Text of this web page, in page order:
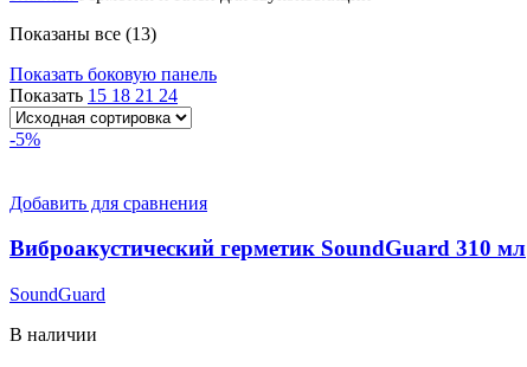
Показаны все (13)
Показать боковую панель
Показать 15 18 21 24
-5%
Добавить для сравнения
Виброакустический герметик SoundGuard 310 мл
SoundGuard
В наличии